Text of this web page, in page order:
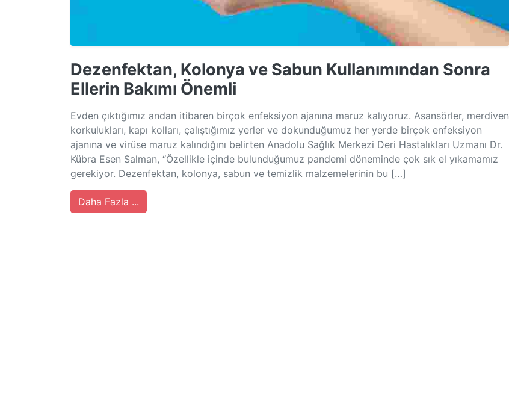
Dezenfektan, Kolonya ve Sabun Kullanımından Sonra
Ellerin Bakımı Önemli
Evden çıktığımız andan itibaren birçok enfeksiyon ajanına maruz kalıyoruz. Asansörler, merdiven
korkulukları, kapı kolları, çalıştığımız yerler ve dokunduğumuz her yerde birçok enfeksiyon
ajanına ve virüse maruz kalındığını belirten Anadolu Sağlık Merkezi Deri Hastalıkları Uzmanı Dr.
Kübra Esen Salman, “Özellikle içinde bulunduğumuz pandemi döneminde çok sık el yıkamamız
gerekiyor. Dezenfektan, kolonya, sabun ve temizlik malzemelerinin bu […]
Daha Fazla ...